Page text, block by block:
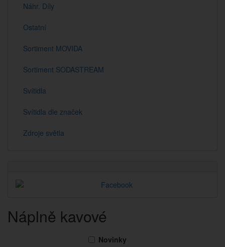
Náhr. Díly
Ostatní
Sortiment MOVIDA
Sortiment SODASTREAM
Svítidla
Svítidla dle značek
Zdroje světla
Náplně kavové
Novinky